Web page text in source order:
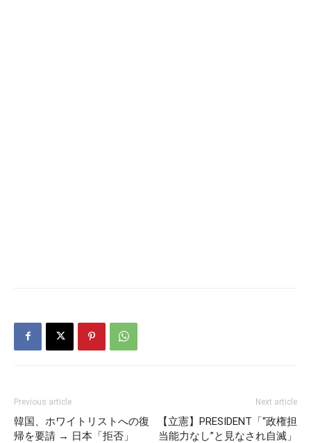
Previous article
韓国、ホワイトリストへの復
帰を要請 → 日本「拒否」
Next article
【立憲】PRESIDENT「“政権担
当能力なし”と見なされ自滅」